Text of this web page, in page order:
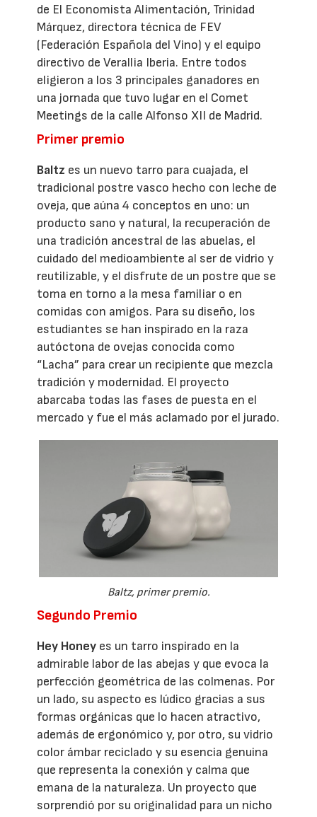
de El Economista Alimentación, Trinidad
Márquez, directora técnica de FEV
(Federación Española del Vino) y el equipo
directivo de Verallia Iberia. Entre todos
eligieron a los 3 principales ganadores en
una jornada que tuvo lugar en el Comet
Meetings de la calle Alfonso XII de Madrid.
Primer premio
Baltz es un nuevo tarro para cuajada, el
tradicional postre vasco hecho con leche de
oveja, que aúna 4 conceptos en uno: un
producto sano y natural, la recuperación de
una tradición ancestral de las abuelas, el
cuidado del medioambiente al ser de vidrio y
reutilizable, y el disfrute de un postre que se
toma en torno a la mesa familiar o en
comidas con amigos. Para su diseño, los
estudiantes se han inspirado en la raza
autóctona de ovejas conocida como
“Lacha” para crear un recipiente que mezcla
tradición y modernidad. El proyecto
abarcaba todas las fases de puesta en el
mercado y fue el más aclamado por el jurado.
Baltz, primer premio.
Segundo Premio
Hey Honey es un tarro inspirado en la
admirable labor de las abejas y que evoca la
perfección geométrica de las colmenas. Por
un lado, su aspecto es lúdico gracias a sus
formas orgánicas que lo hacen atractivo,
además de ergonómico y, por otro, su vidrio
color ámbar reciclado y su esencia genuina
que representa la conexión y calma que
emana de la naturaleza. Un proyecto que
sorprendió por su originalidad para un nicho